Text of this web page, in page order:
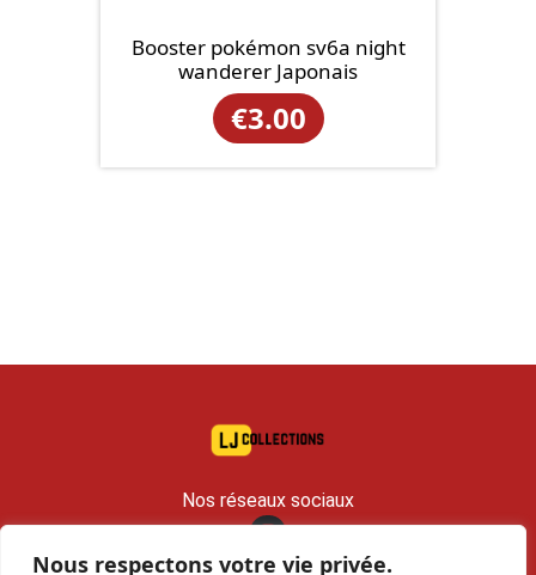
Nous respectons votre vie privée.
Booster pokémon sv6a night
wanderer Japonais
€3.00
Nos réseaux sociaux
contact@lj-collections.com